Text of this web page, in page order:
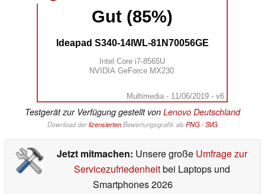
Gut (85%)
Ideapad S340-14IWL-81N70056GE
Intel Core i7-8565U
NVIDIA GeForce MX230
Multimedia - 11/06/2019 - v6
Testgerät zur Verfügung gestellt von Lenovo Deutschland
Download derlizensiertenBewertungsgrafik als PNG/SVG
Jetzt mitmachen: Unsere große Umfrage zur
Servicezufriedenheitbei Laptops und
Smartphones 2026